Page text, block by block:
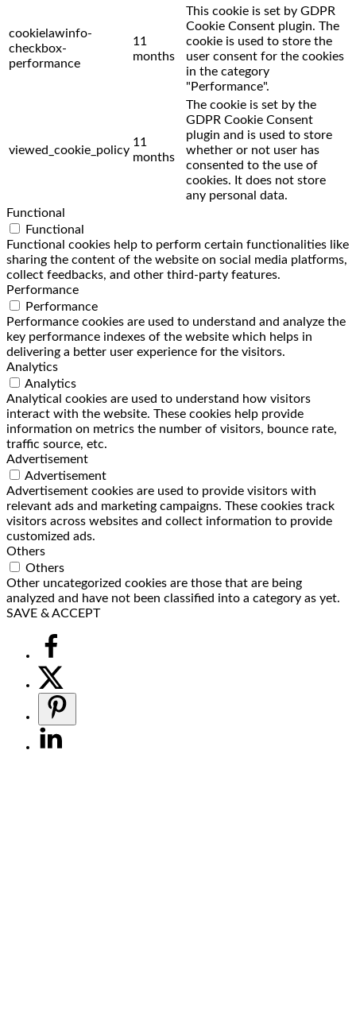
cookielawinfo-
checkbox-
performance
11
months
This cookie is set by GDPR
Cookie Consent plugin. The
cookie is used to store the
user consent for the cookies
in the category
"Performance".
viewed_cookie_policy
11
months
The cookie is set by the
GDPR Cookie Consent
plugin and is used to store
whether or not user has
consented to the use of
cookies. It does not store
any personal data.
Functional
Functional
Functional cookies help to perform certain functionalities like
sharing the content of the website on social media platforms,
collect feedbacks, and other third-party features.
Performance
Performance
Performance cookies are used to understand and analyze the
key performance indexes of the website which helps in
delivering a better user experience for the visitors.
Analytics
Analytics
Analytical cookies are used to understand how visitors
interact with the website. These cookies help provide
information on metrics the number of visitors, bounce rate,
traffic source, etc.
Advertisement
Advertisement
Advertisement cookies are used to provide visitors with
relevant ads and marketing campaigns. These cookies track
visitors across websites and collect information to provide
customized ads.
Others
Others
Other uncategorized cookies are those that are being
analyzed and have not been classified into a category as yet.
SAVE & ACCEPT